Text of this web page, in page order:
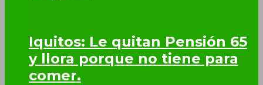
Iquitos: Le quitan Pensión 65
y llora porque no tiene para
comer.